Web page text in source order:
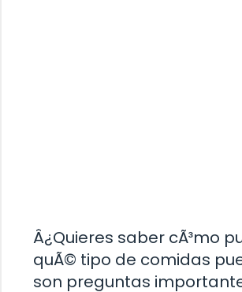
Â¿Quieres saber cÃ³mo
quÃ© tipo de comidas
son preguntas